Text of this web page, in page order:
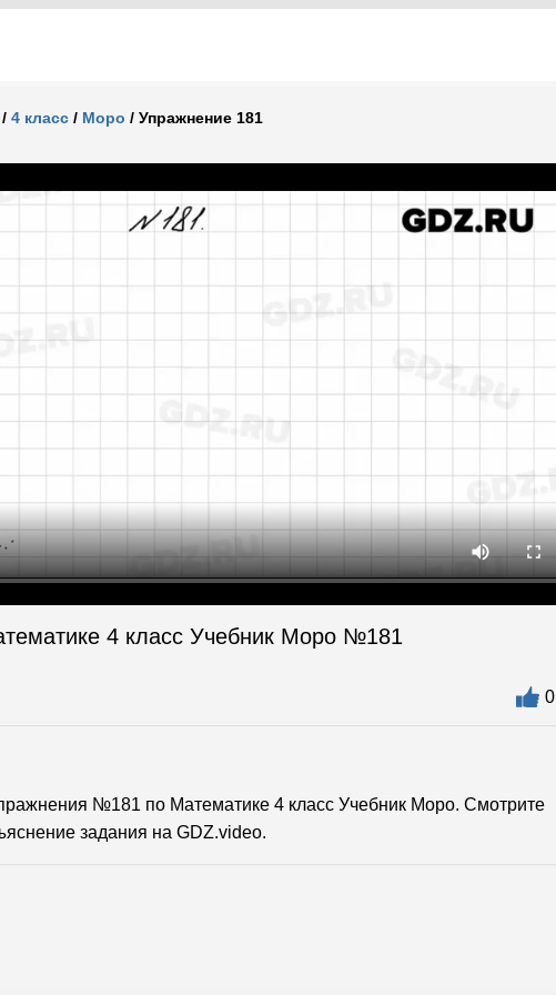
/ 4 класс / Моро / Упражнение 181
4 класс Учебник Моро №181
0
№181 по Математике 4 класс Учебник Моро. Смотрите
задания на GDZ.video.